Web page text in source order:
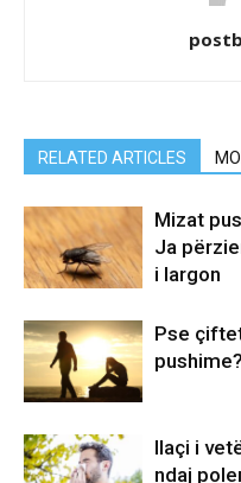
RELATED ARTICLES
Mizat
Ja
i largon
Pse
pushime?
Ilaçi i
ndaj